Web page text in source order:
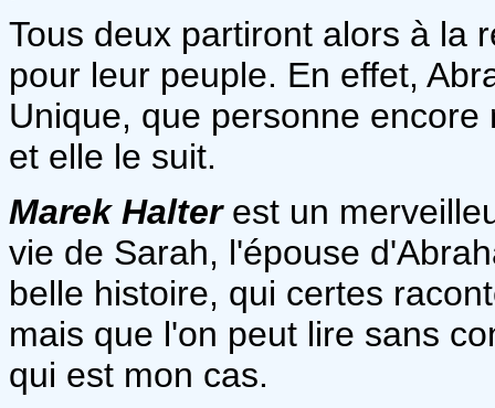
Tous deux partiront alors à la
pour leur peuple. En effet,
Unique, que personne
et elle le suit.
Marek Halterest un
vie de Sarah, l'épouse
belle histoire, qui certes
mais que l'on peut lire sans
qui est mon cas.